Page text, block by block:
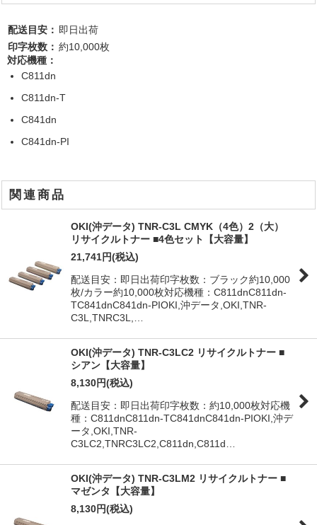
配送目安： 即日出荷
印字枚数： 約10,000枚
対応機種：
C811dn
C811dn-T
C841dn
C841dn-PI
関連商品
OKI(沖データ) TNR-C3L CMYK（4色）2（大）
リサイクルトナー ■4色セット【大容量】
21,741円(税込)
配送目安：即日出荷印字枚数：ブラック約10,000
枚/カラー約10,000枚対応機種：C811dnC811dn-
TC841dnC841dn-PIOKI,沖データ,OKI,TNR-
C3L,TNRC3L,…
OKI(沖データ) TNR-C3LC2 リサイクルトナー ■
シアン【大容量】
8,130円(税込)
配送目安：即日出荷印字枚数：約10,000枚対応機
種：C811dnC811dn-TC841dnC841dn-PIOKI,沖デ
ータ,OKI,TNR-
C3LC2,TNRC3LC2,C811dn,C811d…
OKI(沖データ) TNR-C3LM2 リサイクルトナー ■
マゼンタ【大容量】
8,130円(税込)